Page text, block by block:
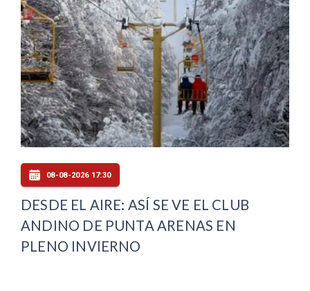
08-08-2026 17:30
DESDE EL AIRE: ASÍ SE VE EL CLUB
ANDINO DE PUNTA ARENAS EN
PLENO INVIERNO